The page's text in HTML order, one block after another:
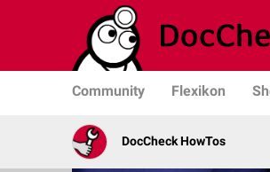
Community Flexikon
DocCheck HowTos